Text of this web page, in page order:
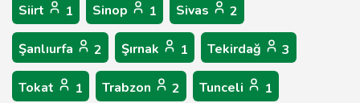
Siirt 1 Sinop 1 Sivas 2
Şanlıurfa 2 Şırnak 1 Tekirdağ 3
Tokat 1 Trabzon 2 Tunceli 1